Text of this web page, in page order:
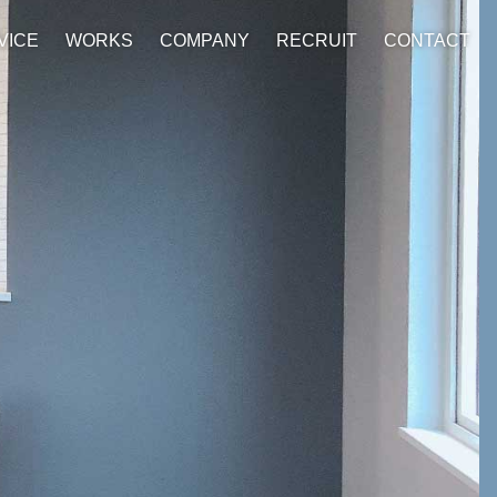
WORKS COMPANY RECRUIT CONTACT